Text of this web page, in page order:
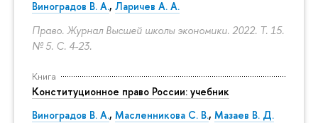
Виноградов В. А., Ларичев А. А.
Право. Журнал Высшей школы экономики. 2022. Т. 15.
№ 5. С. 4-23.
Книга
Конституционное право России: учебник
Виноградов В. А., Масленникова С. В., Мазаев В. Д.